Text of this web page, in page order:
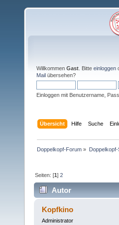
Willkommen Gast . Bitte einloggen
Mail übersehen?
Einloggen mit Benutzername,
Übersicht Hilfe Suche
Doppelkopf-Forum »
Seiten: [1]2
Autor
Kopfkino
Administrator